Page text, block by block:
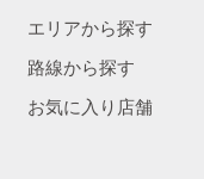
エリアから探す
路線から探す
お気に入り店舗